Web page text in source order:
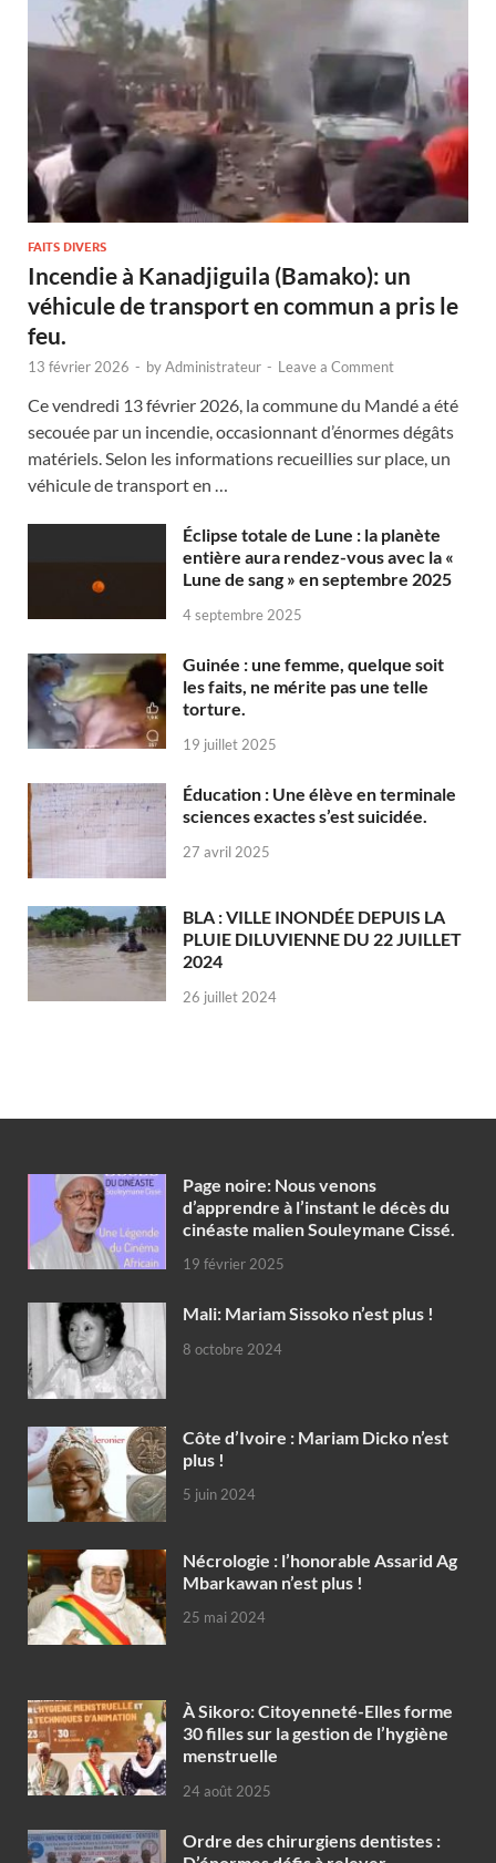
FAITS DIVERS
Incendie à Kanadjiguila (Bamako): un
véhicule de transport en commun a pris le
feu.
13 février 2026 - byAdministrateur - Leave a Comment
Ce vendredi 13 février 2026, la commune du Mandé a été
secouée par un incendie, occasionnant d’énormes dégâts
matériels. Selon les informations recueillies sur place, un
véhicule de transport en …
Éclipse totale de Lune : la planète
entière aura rendez-vous avec la «
Lune de sang » en septembre 2025
4 septembre 2025
Guinée : une femme, quelque soit
les faits, ne mérite pas une telle
torture.
19 juillet 2025
Éducation : Une élève en terminale
sciences exactes s’est suicidée.
27 avril 2025
BLA : VILLE INONDÉE DEPUIS LA
PLUIE DILUVIENNE DU 22 JUILLET
2024
26 juillet 2024
Page noire: Nous venons
d’apprendre à l’instant le décès du
cinéaste malien Souleymane Cissé.
19 février 2025
Mali: Mariam Sissoko n’est plus !
8 octobre 2024
Côte d’Ivoire : Mariam Dicko n’est
plus !
5 juin 2024
Nécrologie : l’honorable Assarid Ag
Mbarkawan n’est plus !
25 mai 2024
À Sikoro: Citoyenneté-Elles forme
30 filles sur la gestion de l’hygiène
menstruelle
24 août 2025
Ordre des chirurgiens dentistes :